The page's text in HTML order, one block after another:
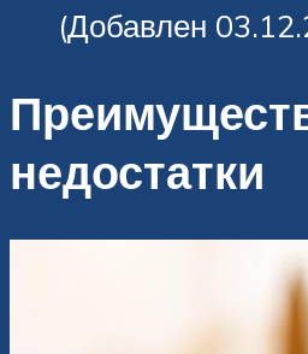
(Добавлен
недостатки